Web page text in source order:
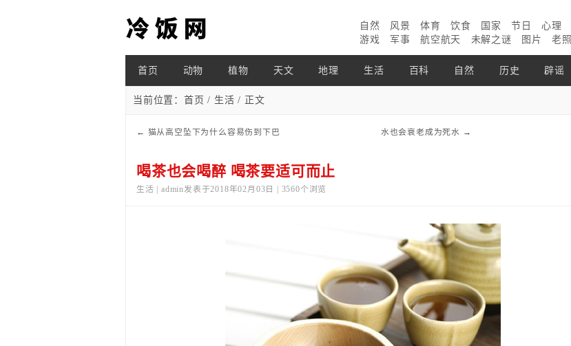
自然 风景 体育 饮食 国家 节日 心理
游戏
军事 航空航天 未解之谜 图片 老
首页 动物 植物 天文 地理 生活 百科 自然 历史 辟谣
当前位置： 首页 / 生活 / 正文
← 猫从高空坠下为什么容易伤到下巴 水也会衰老成为死水 →
喝茶也会喝醉 喝茶要适可而止
生活 | admin发表于2018年02月03日 | 3560个浏览